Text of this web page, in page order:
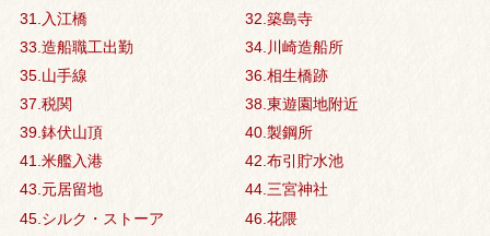
31.入江橋
32.築島寺
33.造船職工出勤
34.川崎造船所
35.山手線
36.相生橋跡
37.税関
38.東遊園地附近
39.鉢伏山頂
40.製鋼所
41.米艦入港
42.布引貯水池
43.元居留地
44.三宮神社
45.シルク・ストーア
46.花隈